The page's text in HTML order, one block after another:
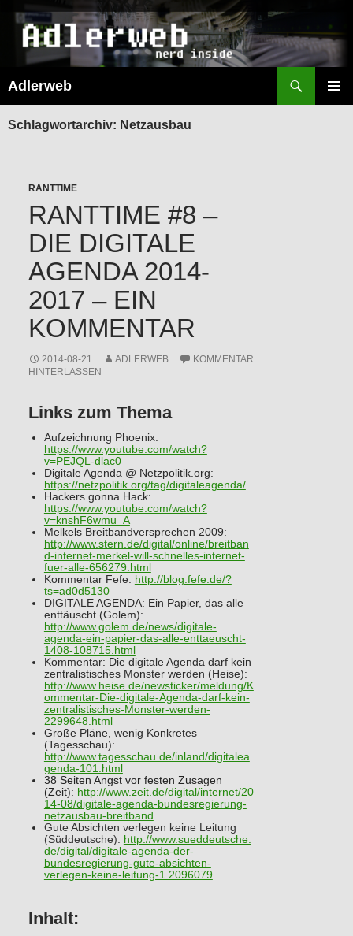
Adlerweb
SPRINGEN
Schlagwortarchiv: Netzausbau
RANTTIME
RANTTIME #8 –
DIE DIGITALE
AGENDA 2014-
2017 – EIN
KOMMENTAR
2014-08-21 ADLERWEB
KOMMENTAR
HINTERLASSEN
Links zum Thema
Aufzeichnung Phoenix:
https://www.youtube.com/watch?
v=PEJQL-dlac0
Digitale Agenda @ Netzpolitik.org:
https://netzpolitik.org/tag/digitaleagenda/
Hackers gonna Hack:
https://www.youtube.com/watch?
v=knshF6wmu_A
Melkels Breitbandversprechen 2009:
http://www.stern.de/digital/online/breitban
d-internet-merkel-will-schnelles-internet-
fuer-alle-656279.html
Kommentar Fefe: http://blog.fefe.de/?
ts=ad0d5130
DIGITALE AGENDA: Ein Papier, das alle
enttäuscht (Golem):
http://www.golem.de/news/digitale-
agenda-ein-papier-das-alle-enttaeuscht-
1408-108715.html
Kommentar: Die digitale Agenda darf kein
zentralistisches Monster werden (Heise):
http://www.heise.de/newsticker/meldung/K
ommentar-Die-digitale-Agenda-darf-kein-
zentralistisches-Monster-werden-
2299648.html
Große Pläne, wenig Konkretes
(Tagesschau):
http://www.tagesschau.de/inland/digitalea
genda-101.html
38 Seiten Angst vor festen Zusagen
(Zeit): http://www.zeit.de/digital/internet/20
14-08/digitale-agenda-bundesregierung-
netzausbau-breitband
Gute Absichten verlegen keine Leitung
(Süddeutsche): http://www.sueddeutsche.
de/digital/digitale-agenda-der-
bundesregierung-gute-absichten-
verlegen-keine-leitung-1.2096079
Inhalt: